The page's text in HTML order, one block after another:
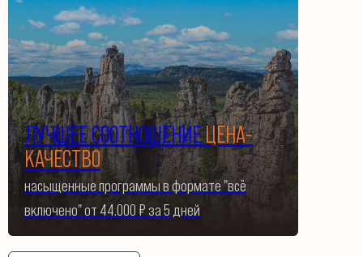
ЛУЧШЕЕ СООТНОШЕНИЕЦЕНА-
КАЧЕСТВО
насыщенные программы в формате "всё
включено" от 44.000 ₽ за 5 дней